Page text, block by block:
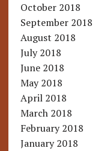
October 2018
September 2018
August 2018
July 2018
June 2018
May 2018
April 2018
March 2018
February 2018
January 2018